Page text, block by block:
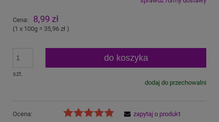
Cena nie zawiera ewentualnych kosztów płatności
Cena: 8,99 zł
(1 x 100g = 35,96 zł )
szt.
do koszyka
dodaj do przechowalni
Ocena:
zapytaj o produkt